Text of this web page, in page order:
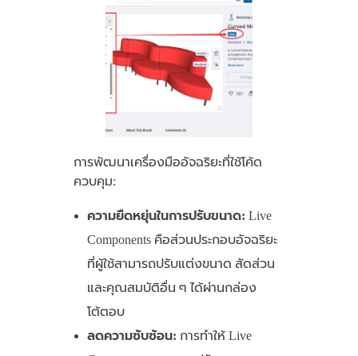
การพัฒนาเครื่องมืออัจฉริยะที่ใช้โค้ด
ควบคุม:
ความยืดหยุ่นในการปรับขนาด: Live
Components คือส่วนประกอบอัจฉริยะ
ที่ผู้ใช้สามารถปรับแต่งขนาด สัดส่วน
และคุณสมบัติอื่น ๆ ได้ผ่านกล่อง
โต้ตอบ
ลดความซับซ้อน: การทำให้ Live